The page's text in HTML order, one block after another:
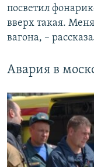
посветил
вверх такая.
вагона, –
Авария в